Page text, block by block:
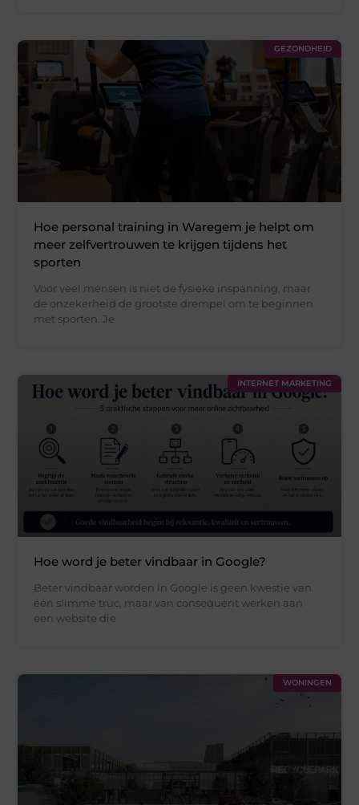
GEZONDHEID
Hoe personal training in Waregem je helpt om
meer zelfvertrouwen te krijgen tijdens het
sporten
Voor veel mensen is niet de fysieke inspanning, maar
de onzekerheid de grootste drempel om te beginnen
met sporten. Je
INTERNET MARKETING
Hoe word je beter vindbaar in Google?
Beter vindbaar worden in Google is geen kwestie van
één slimme truc, maar van consequent werken aan
een website die
WONINGEN